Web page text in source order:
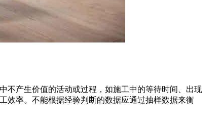
不产生价值的活动或过程，如施工中的等待时间、出现
效率。不能根据经验判断的数据应通过抽样数据来衡